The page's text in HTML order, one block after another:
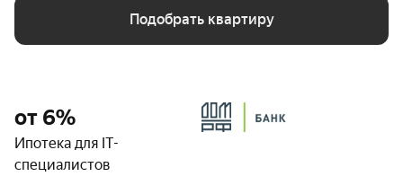
Подобрать квартиру
от 6%
Ипотека для IT-
специалистов